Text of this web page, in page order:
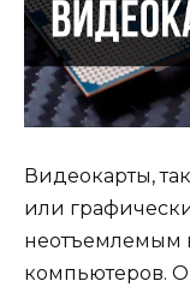
Видеокарты,
или
неотъемлемым
компьютеров.